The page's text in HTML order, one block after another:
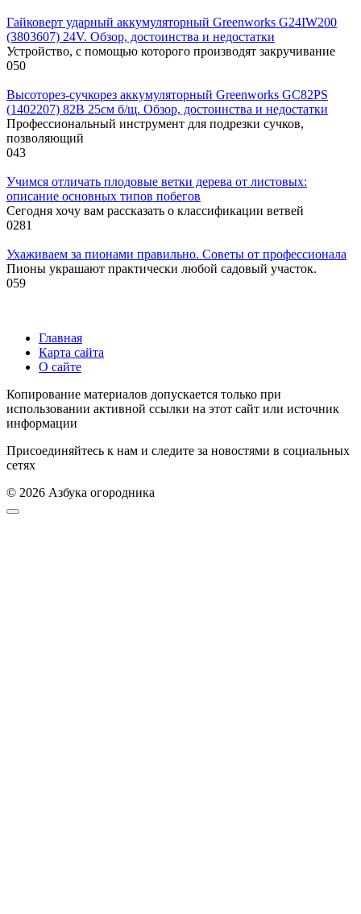
Гайковерт ударный аккумуляторный Greenworks G24IW200
(3803607) 24V. Обзор, достоинства и недостатки
Устройство, с помощью которого производят закручивание
050
Высоторез-сучкорез аккумуляторный Greenworks GC82PS
(1402207) 82В 25см б/щ. Обзор, достоинства и недостатки
Профессиональный инструмент для подрезки сучков,
позволяющий
043
Учимся отличать плодовые ветки дерева от листовых:
описание основных типов побегов
Сегодня хочу вам рассказать о классификации ветвей
0281
Ухаживаем за пионами правильно. Советы от профессионала
Пионы украшают практически любой садовый участок.
059
Главная
Карта сайта
О сайте
Копирование материалов допускается только при
использовании активной ссылки на этот сайт или источник
информации
Присоединяйтесь к нам и следите за новостями в социальных
сетях
© 2026 Азбука огородника